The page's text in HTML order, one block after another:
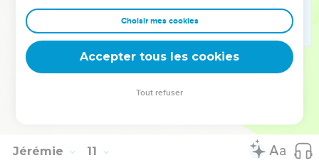
de diriger ses pas.
Ô Eternel ! châtie-moi, mais [que ce soit] par mesure, [et]
non en ta colère, de peur que tu ne me réduises à rien.
Répands ta fureur sur les nations qui ne te connaissent
point, et sur les familles qui n'invoquent point ton Nom ; car
Jérémie 11
Choisir mes cookies
Accepter tous les cookies
Tout refuser